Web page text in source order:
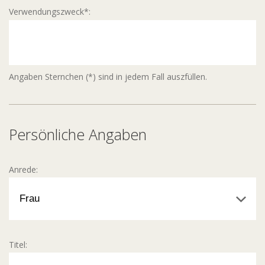
Verwendungszweck*:
Angaben Sternchen (*) sind in jedem Fall auszfüllen.
Persönliche Angaben
Anrede:
Titel: